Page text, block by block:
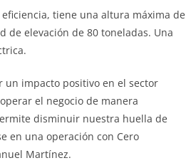
tiene una altura máxima de
de elevación de 80 toneladas. Una
un impacto positivo en el sector
el negocio de manera
disminuir nuestra huella de
en una operación con Cero
Martínez.